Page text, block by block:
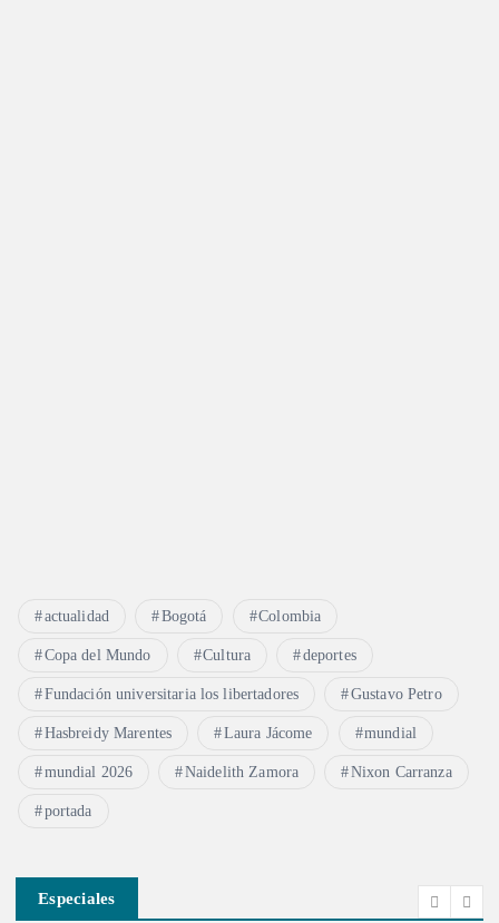
actualidad Bogotá Colombia
Copa del Mundo Cultura deportes
Fundación universitaria los libertadores Gustavo Petro
Hasbreidy Marentes Laura Jácome mundial
mundial 2026 Naidelith Zamora Nixon Carranza
portada
Especiales